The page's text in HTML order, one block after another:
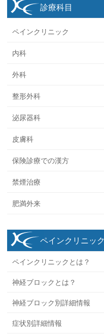
診療科目
ペインクリニック
内科
外科
整形外科
泌尿器科
皮膚科
保険診療での漢方
禁煙治療
肥満外来
ペインクリニック
ペインクリニックとは？
神経ブロックとは？
神経ブロック別詳細情報
症状別詳細情報